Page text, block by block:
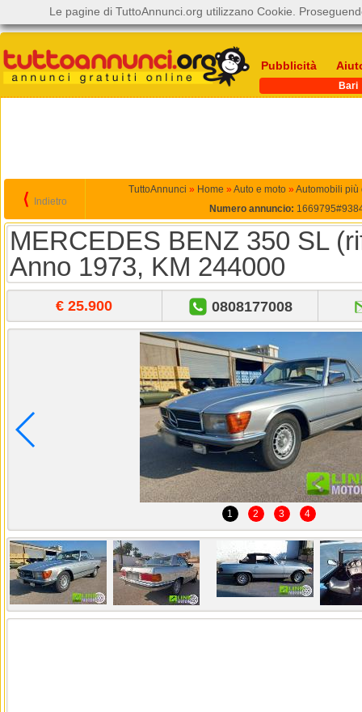
Pubblicità
Bari
⟨ Indietro
TuttoAnnunci » Home » Auto e moto » Automobili più
Numero annuncio:
MERCEDES BENZ 350 SL
Anno 1973, KM 244000
€ 25.900 0808177008
1 2 3 4
Le pagine di TuttoAnnunci.org utilizzano Cookie.